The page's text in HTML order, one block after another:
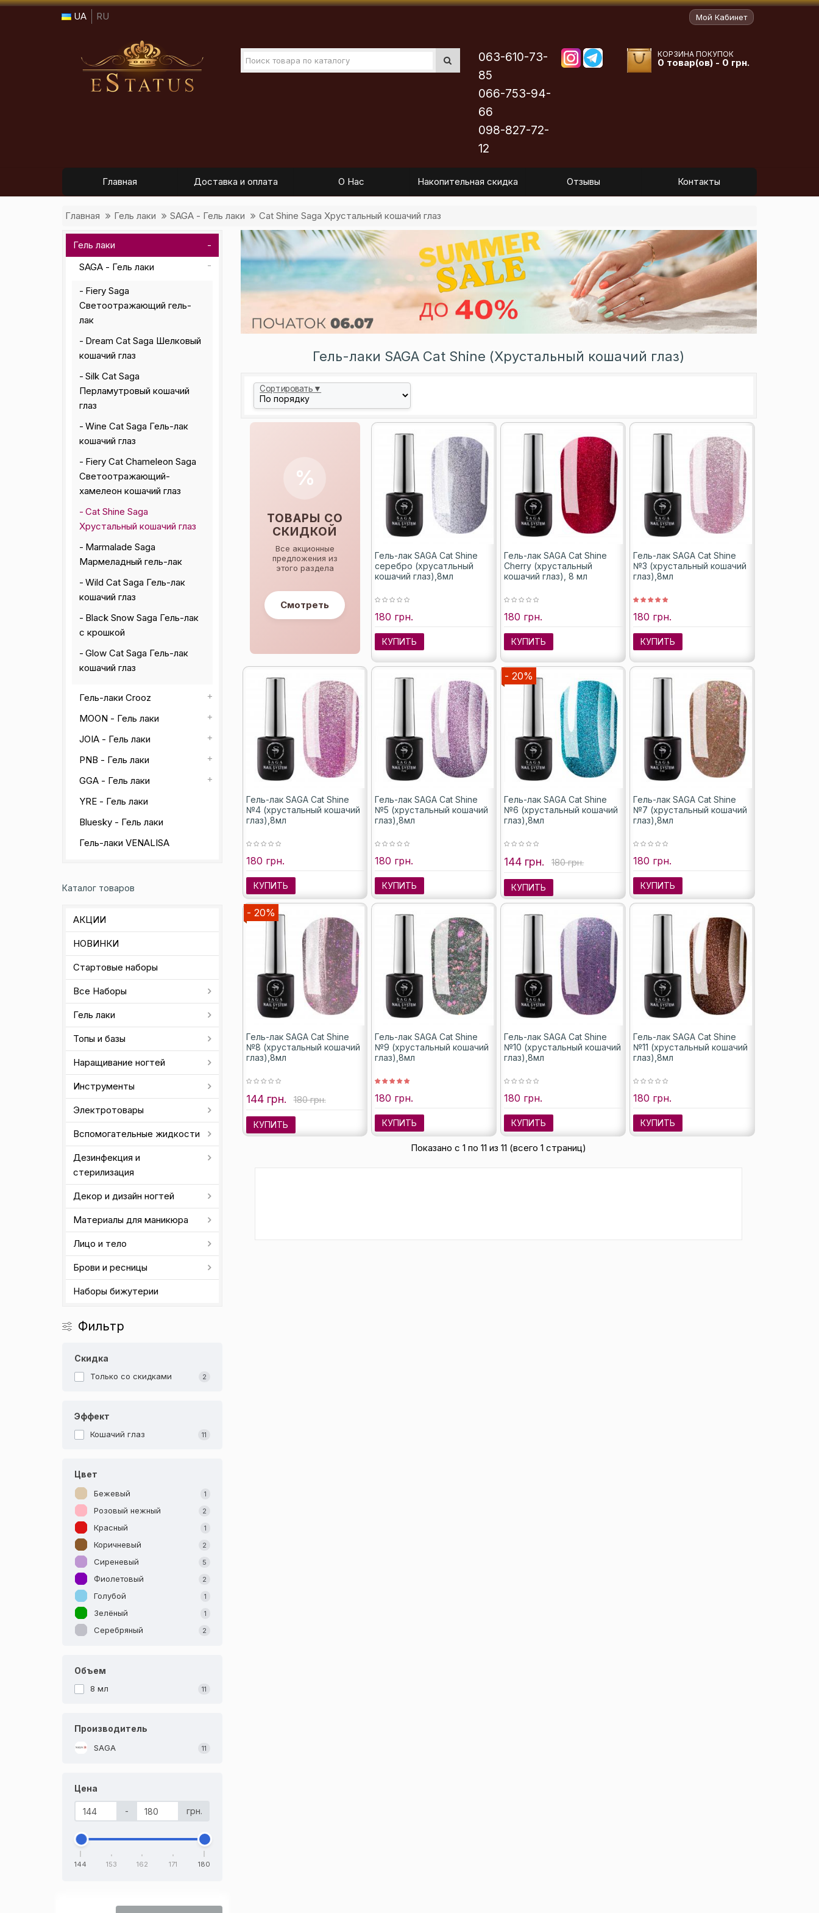
UA RU Мой Кабинет
063-610-73-
85
066-753-94-
66
098-827-72-
12
КОРЗИНА ПОКУПОК
0 товар(ов) - 0 грн.
Главная Доставка и оплата О Нас Накопительная скидка Отзывы Контакты
Главная Гель лаки SAGA - Гель лаки Cat Shine Saga Хрустальный кошачий глаз
Гель лаки
SAGA - Гель лаки
Fiery Saga
Светоотражающий гель-
лак
Dream Cat Saga Шелковый
кошачий глаз
Silk Cat Saga
Перламутровый кошачий
глаз
Wine Cat Saga Гель-лак
кошачий глаз
Fiery Cat Chameleon Saga
Светоотражающий-
хамелеон кошачий глаз
Cat Shine Saga
Хрустальный кошачий глаз
Marmalade Saga
Мармеладный гель-лак
Wild Cat Saga Гель-лак
кошачий глаз
Black Snow Saga Гель-лак
с крошкой
Glow Cat Saga Гель-лак
кошачий глаз
Гель-лаки Crooz
MOON - Гель лаки
JOIA - Гель лаки
PNB - Гель лаки
GGA - Гель лаки
YRE - Гель лаки
Bluesky - Гель лаки
Гель-лаки VENALISA
Каталог товаров
АКЦИИ
НОВИНКИ
Стартовые наборы
Все Наборы
Гель лаки
Топы и базы
Наращивание ногтей
Инструменты
Электротовары
Вспомогательные жидкости
Дезинфекция и
стерилизация
Декор и дизайн ногтей
Материалы для маникюра
Лицо и тело
Брови и ресницы
Наборы бижутерии
Фильтр
Скидка
Только со cкидками 2
Эффект
Кошачий глаз 11
Цвет
Бежевый 1
Розовый нежный 2
Красный 1
Коричневый 2
Сиреневый 5
Фиолетовый 2
Голубой 1
Зелёный 1
Серебряный 2
Объем
8 мл 11
Производитель
SAGA 11
Цена
- грн.
144 153 162 171 180
Гель-лаки SAGA Cat Shine (Хрустальный кошачий глаз)
Сортировать▼
%
ТОВАРЫ СО
СКИДКОЙ
Все акционные
предложения из
этого раздела
Смотреть
Гель-лак SAGA Cat Shine
серебро (хрусатльный
кошачий глаз),8мл
180 грн.
КУПИТЬ
Гель-лак SAGA Cat Shine
Cherry (хрустальный
кошачий глаз), 8 мл
180 грн.
КУПИТЬ
Гель-лак SAGA Cat Shine
№3 (хрустальный кошачий
глаз),8мл
180 грн.
КУПИТЬ
Гель-лак SAGA Cat Shine
№4 (хрустальный кошачий
глаз),8мл
180 грн.
КУПИТЬ
Гель-лак SAGA Cat Shine
№5 (хрустальный кошачий
глаз),8мл
180 грн.
КУПИТЬ
- 20%
Гель-лак SAGA Cat Shine
№6 (хрустальный кошачий
глаз),8мл
144 грн. 180 грн.
КУПИТЬ
Гель-лак SAGA Cat Shine
№7 (хрустальный кошачий
глаз),8мл
180 грн.
КУПИТЬ
- 20%
Гель-лак SAGA Cat Shine
№8 (хрустальный кошачий
глаз),8мл
144 грн. 180 грн.
КУПИТЬ
Гель-лак SAGA Cat Shine
№9 (хрустальный кошачий
глаз),8мл
180 грн.
КУПИТЬ
Гель-лак SAGA Cat Shine
№10 (хрустальный кошачий
глаз),8мл
180 грн.
КУПИТЬ
Гель-лак SAGA Cat Shine
№11 (хрустальный кошачий
глаз),8мл
180 грн.
КУПИТЬ
Показано с 1 по 11 из 11 (всего 1 страниц)